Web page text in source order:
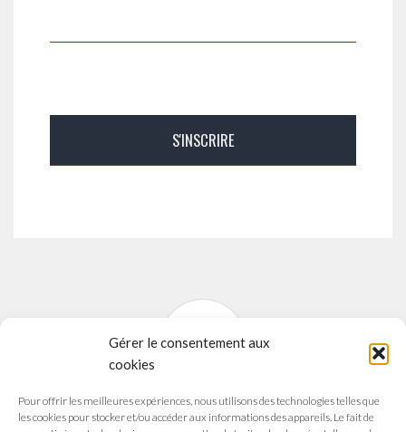
Gérer le consentement aux
cookies
Pour offrir les meilleures expériences, nous utilisons des technologies telles que
les cookies pour stocker et/ou accéder aux informations des appareils. Le fait de
SYNAVI